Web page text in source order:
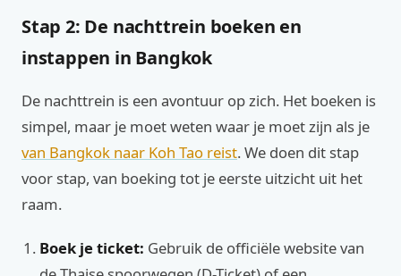
Stap 2: De nachttrein boeken en
instappen in Bangkok
De nachttrein is een avontuur op zich. Het boeken is
simpel, maar je moet weten waar je moet zijn als je
van Bangkok naar Koh Tao reist. We doen dit stap
voor stap, van boeking tot je eerste uitzicht uit het
raam.
Boek je ticket: Gebruik de officiële website van